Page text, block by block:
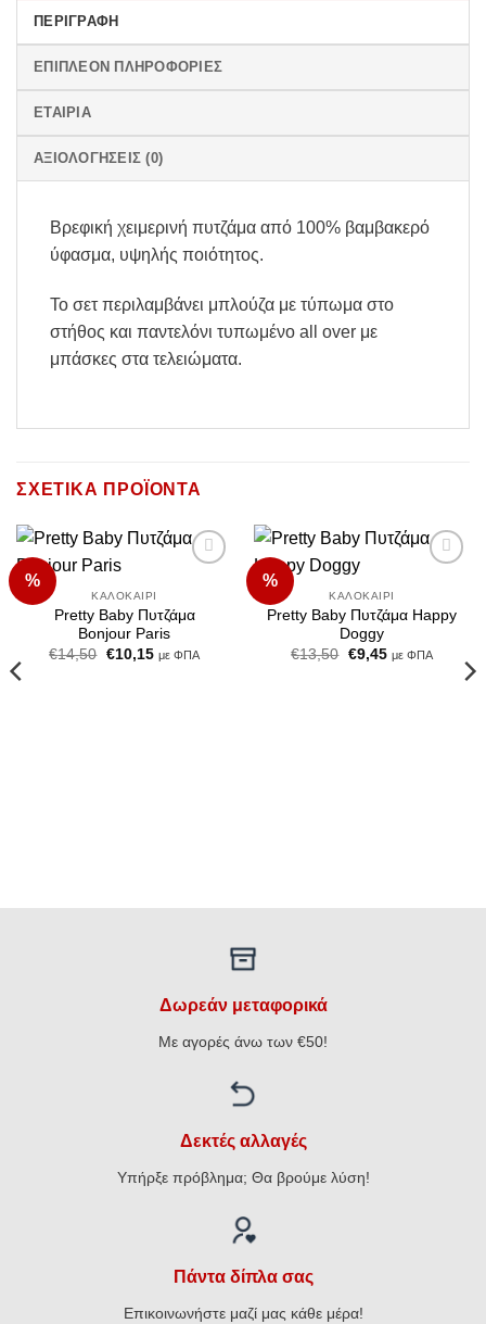
ΠΕΡΙΓΡΑΦΉ
ΕΠΙΠΛΈΟΝ ΠΛΗΡΟΦΟΡΊΕΣ
ΕΤΑΙΡΊΑ
ΑΞΙΟΛΟΓΉΣΕΙΣ (0)
Βρεφική χειμερινή πυτζάμα από 100% βαμβακερό
ύφασμα, υψηλής ποιότητος.
Το σετ περιλαμβάνει μπλούζα με τύπωμα στο
στήθος και παντελόνι τυπωμένο all over με
μπάσκες στα τελειώματα.
ΣΧΕΤΙΚΆ ΠΡΟΪΌΝΤΑ
%
ΚΑΛΟΚΑΊΡΙ
Pretty Baby Πυτζάμα
Bonjour Paris
€14,50 Original
price
€10,15Η
τρέχουσα
με ΦΠΑ
%
ΚΑΛΟΚΑΊΡΙ
Pretty Baby Πυτζάμα Happy
Doggy
€13,50 Original
price
€9,45Η
τρέχουσα
με ΦΠΑ
Δωρεάν μεταφορικά
Με αγορές άνω των €50!
Δεκτές αλλαγές
Υπήρξε πρόβλημα; Θα βρούμε λύση!
Πάντα δίπλα σας
Επικοινωνήστε μαζί μας κάθε μέρα!